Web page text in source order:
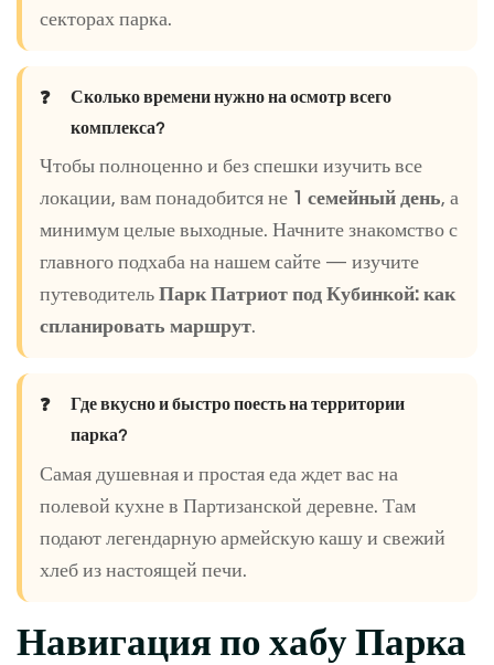
секторах парка.
Сколько времени нужно на осмотр всего
комплекса?
Чтобы полноценно и без спешки изучить все
локации, вам понадобится не 1 семейный день, а
минимум целые выходные. Начните знакомство с
главного подхаба на нашем сайте — изучите
путеводитель Парк Патриот под Кубинкой: как
спланировать маршрут.
Где вкусно и быстро поесть на территории
парка?
Самая душевная и простая еда ждет вас на
полевой кухне в Партизанской деревне. Там
подают легендарную армейскую кашу и свежий
хлеб из настоящей печи.
Навигация по хабу Парка